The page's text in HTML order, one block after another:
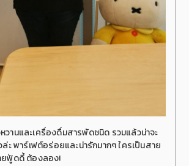
วานและเครื่องดื่มสารพัดชนิด รวมแล้วน่าจะ
ล่ะ พาร์เฟต์อร่อยและน่ารักมากๆ ใครเป็นสาย
ยฟู้ดดี้ ต้องลอง!